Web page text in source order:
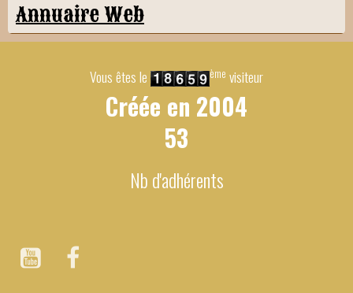
Annuaire Web
Vous êtes le ème visiteur
Créée en 2004
53
Nb d'adhérents